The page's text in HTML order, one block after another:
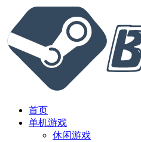
首页
单机游戏
休闲游戏